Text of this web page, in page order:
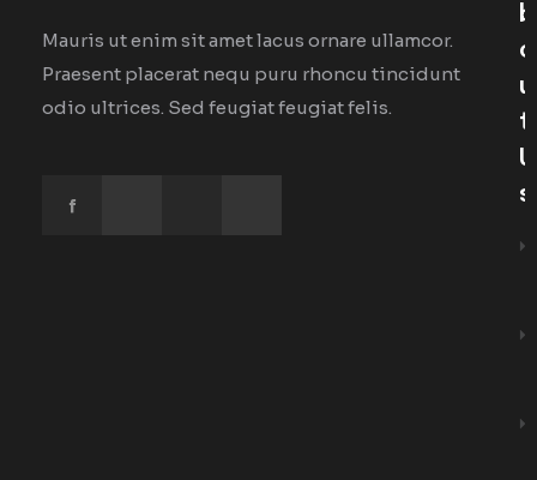
Mauris ut enim sit amet lacus ornare ullamcor.
Praesent placerat nequ puru rhoncu tincidunt
odio ultrices. Sed feugiat feugiat felis.
B
O
U
T
U
S